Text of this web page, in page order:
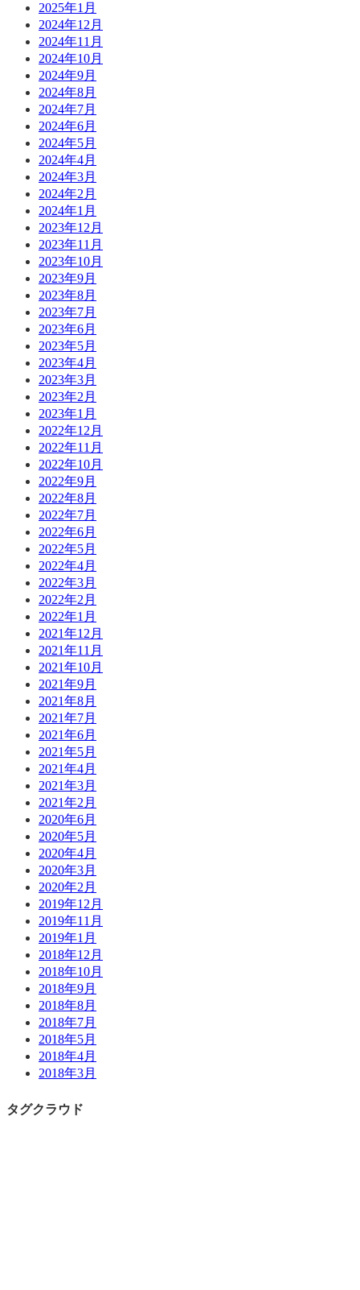
2025年1月
2024年12月
2024年11月
2024年10月
2024年9月
2024年8月
2024年7月
2024年6月
2024年5月
2024年4月
2024年3月
2024年2月
2024年1月
2023年12月
2023年11月
2023年10月
2023年9月
2023年8月
2023年7月
2023年6月
2023年5月
2023年4月
2023年3月
2023年2月
2023年1月
2022年12月
2022年11月
2022年10月
2022年9月
2022年8月
2022年7月
2022年6月
2022年5月
2022年4月
2022年3月
2022年2月
2022年1月
2021年12月
2021年11月
2021年10月
2021年9月
2021年8月
2021年7月
2021年6月
2021年5月
2021年4月
2021年3月
2021年2月
2020年6月
2020年5月
2020年4月
2020年3月
2020年2月
2019年12月
2019年11月
2019年1月
2018年12月
2018年10月
2018年9月
2018年8月
2018年7月
2018年5月
2018年4月
2018年3月
タグクラウド